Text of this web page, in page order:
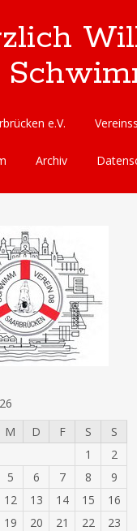
e.V.
Archiv
M D F S
S
1
2
5 6 7 8
9
12 13 14 15
16
19 20 21 22
23